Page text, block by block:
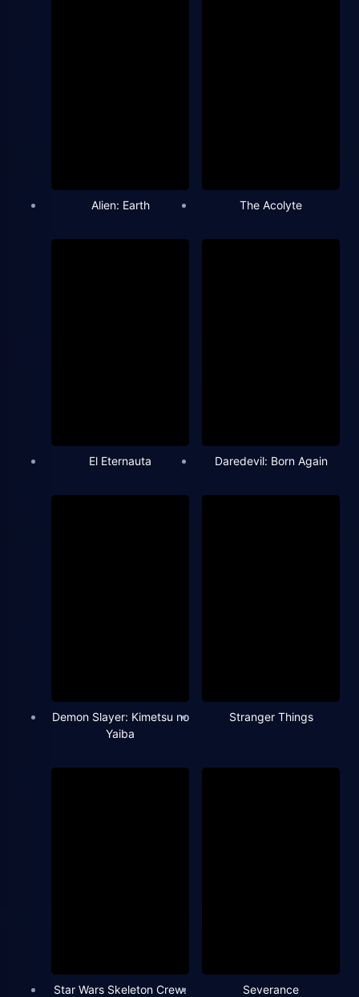
Alien: Earth The Acolyte
El Eternauta Daredevil: Born Again
Demon Slayer: Kimetsu no
Yaiba
Stranger Things
Star Wars Skeleton Crew:
Severance